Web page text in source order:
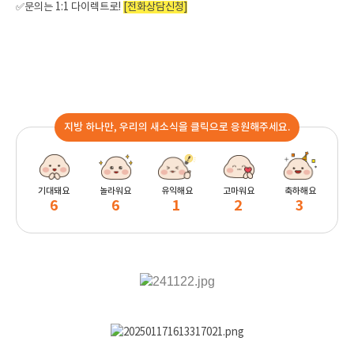
✅문의는 1:1 다이렉트로!
[전화상담신청]
지방 하나만, 우리의 새소식을 클릭으로 응원해주세요.
기대돼요
6
놀라워요
6
유익해요
1
고마워요
2
축하해요
3